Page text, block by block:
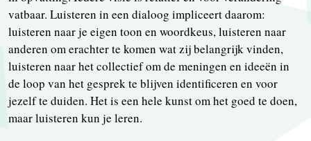
vatbaar. Luisteren in een dialoog impliceert daarom:
luisteren naar je eigen toon en woordkeus, luisteren naar
anderen om erachter te komen wat zij belangrijk vinden,
luisteren naar het collectief om de meningen en ideeën in
de loop van het gesprek te blijven identificeren en voor
jezelf te duiden. Het is een hele kunst om het goed te doen,
maar luisteren kun je leren.